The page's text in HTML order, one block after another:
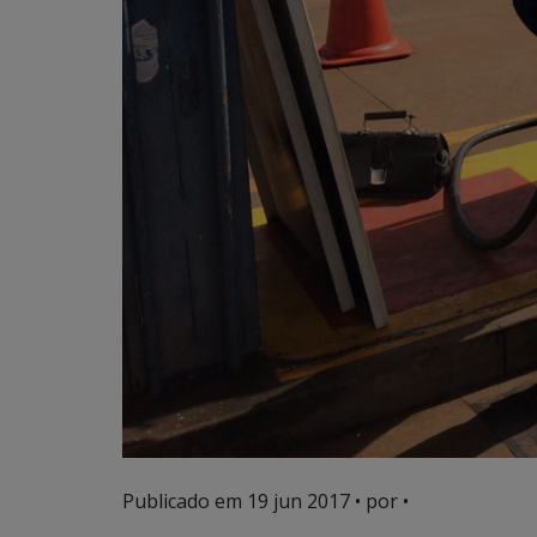
Publicado em 19 jun 2017 • por •